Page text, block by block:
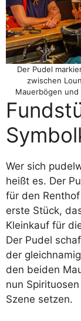
Der Pudel
zwischen
Mauerbögen
Wer sich
heißt es. Der
für den
erste Stück,
Kleinkauf für
Der Pudel
der
den beiden
nun
Szene setzen.